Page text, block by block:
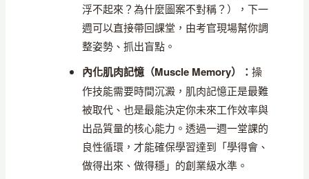
浮不起來？為什麼圖案不對稱？），下一
週可以直接帶回課堂，由考官現場幫你調
整姿勢、抓出盲點。
內化肌肉記憶（Muscle Memory）： 操
作技能需要時間沉澱，肌肉記憶正是最難
被取代、也是最能決定你未來工作效率與
出品質量的核心能力。透過一週一堂課的
良性循環，才能確保學習達到「學得會、
做得出來、做得穩」的創業級水準。